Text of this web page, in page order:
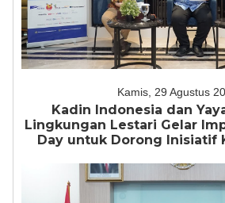
Kamis, 29 Agustus
Kadin Indonesia dan
Lingkungan Lestari Gelar
Day untuk Dorong Inisiatif